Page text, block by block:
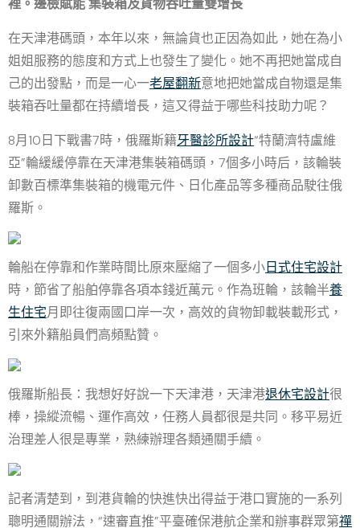
裡。邊檢賦能 集裝箱及貨物吞吐量雙增長
在天津港碼頭，本年以來，無論貨也正因為如此，她在為小
姐姐服務的態度和方式上也發生了變化。她不再把她當成自
己的出發點，而是一心一老屋翻新意地把她當成自物還是集
裝箱吞吐量都在持續增長，這又得益于哪些科技助力呢？
8月10日下戰書7時，俄羅斯籍牙醫診所設計“特蘭濟特盧維
亞”輪緩緩停靠在天津港集裝箱碼頭，7個多小時后，該輪裝
卸數百標準集裝箱的機電元件、日化產品等多種商品駛往俄
羅斯。
輪船在停靠和作業時間比原來壓縮了一個多小日式住宅設計
時，節省了船舶停靠各項本錢近萬元。作為班輪，該輪半養
生住宅月即往復兩國口岸一次，高效的貨物卸載裝載形式，
引來外籍船員們高頻點贊。
俄羅斯船長：我想好好說一下天津港，天津港退休宅設計很
棒，操縱流暢、運作高效，任務人員都很是共同。移平易近
治理差人很是專業，熟練辦理各類通關手續。
記者清楚到，到港貨輪的快進快出得益于港口實施的一系列
聰明通關辦法，“速審直推”平臺確保港航企業和辦事群眾第禪